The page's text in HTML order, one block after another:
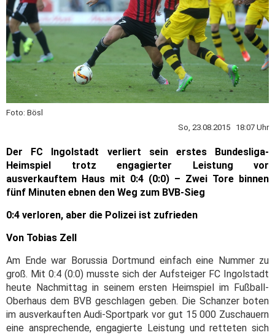
Foto: Bösl
So, 23.08.2015 18:07 Uhr
Der FC Ingolstadt verliert sein erstes Bundesliga-
Heimspiel trotz engagierter Leistung vor
ausverkauftem Haus mit 0:4 (0:0) – Zwei Tore binnen
fünf Minuten ebnen den Weg zum BVB-Sieg
0:4 verloren, aber die Polizei ist zufrieden
Von Tobias Zell
Am Ende war Borussia Dortmund einfach eine Nummer zu
groß. Mit 0:4 (0:0) musste sich der Aufsteiger FC Ingolstadt
heute Nachmittag in seinem ersten Heimspiel im Fußball-
Oberhaus dem BVB geschlagen geben. Die Schanzer boten
im ausverkauften Audi-Sportpark vor gut 15 000 Zuschauern
eine ansprechende, engagierte Leistung und retteten sich